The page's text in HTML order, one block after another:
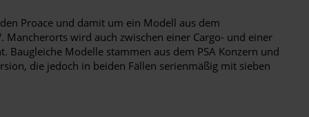
Proace und damit um ein Modell aus dem
Mancherorts wird auch zwischen einer Cargo- und einer
Modelle stammen aus dem PSA Konzern und
die jedoch in beiden Fällen serienmäßig mit sieben